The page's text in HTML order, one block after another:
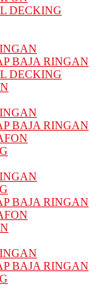
DECKING
BAJA RINGAN
DECKING
BAJA RINGAN
BAJA RINGAN
BAJA RINGAN